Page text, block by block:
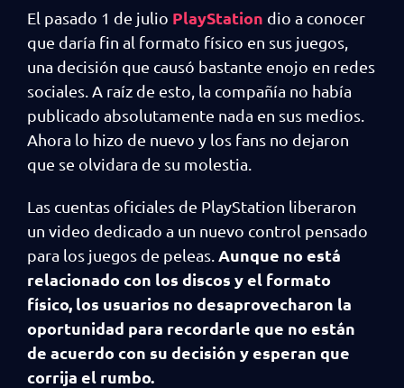
El pasado 1 de julio PlayStation dio a conocer
que daría fin al formato físico en sus juegos,
una decisión que causó bastante enojo en redes
sociales. A raíz de esto, la compañía no había
publicado absolutamente nada en sus medios.
Ahora lo hizo de nuevo y los fans no dejaron
que se olvidara de su molestia.
Las cuentas oficiales de PlayStation liberaron
un video dedicado a un nuevo control pensado
para los juegos de peleas. Aunque no está
relacionado con los discos y el formato
físico, los usuarios no desaprovecharon la
oportunidad para recordarle que no están
de acuerdo con su decisión y esperan que
corrija el rumbo.